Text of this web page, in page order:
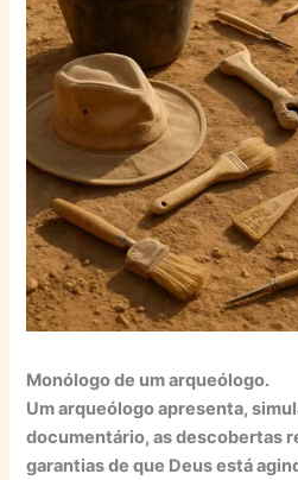
Monólogo de um arqueólogo.
Um arqueólogo apresenta,
documentário, as descobertas
garantias de que Deus está